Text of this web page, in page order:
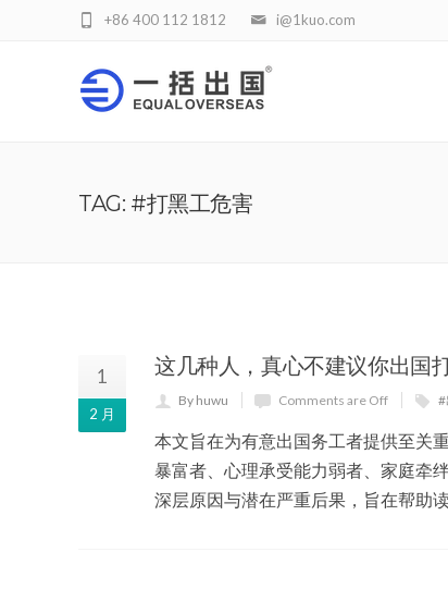
i@1kuo.com
+86 400 112 1812
TAG: #打黑工危害
1
2 月
这几种人，真心不建议你出国
By huwu Comments are Off #
本文旨在为有意出国务工者提供至关
暴富者、心理承受能力弱者、家庭牵
深层原因与潜在严重后果，旨在帮助